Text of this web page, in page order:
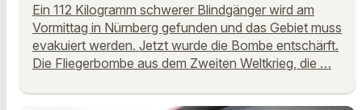
Ein 112 Kilogramm schwerer Blindgänger wird am
Vormittag in Nürnberg gefunden und das Gebiet muss
evakuiert werden. Jetzt wurde die Bombe entschärft.
Die Fliegerbombe aus dem Zweiten Weltkrieg, die …